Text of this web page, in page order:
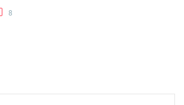
व्रत कर उनकी आत्‍मा को मुक्ति दिलाई थी।
से व्‍यक्‍ति को पापों से मुक्ति और संपन्‍नता प्राप्‍त
8